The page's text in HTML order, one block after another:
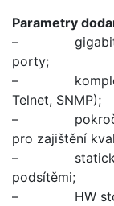
Parametry
– gigabitové
porty;
– komplexní
Telnet, SNMP);
– pokročilá
pro zajištění
– statický
podsítěmi;
– HW